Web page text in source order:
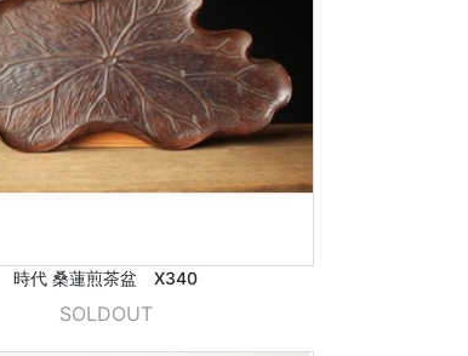
時代 桑蓮煎茶盆 X340
SOLDOUT